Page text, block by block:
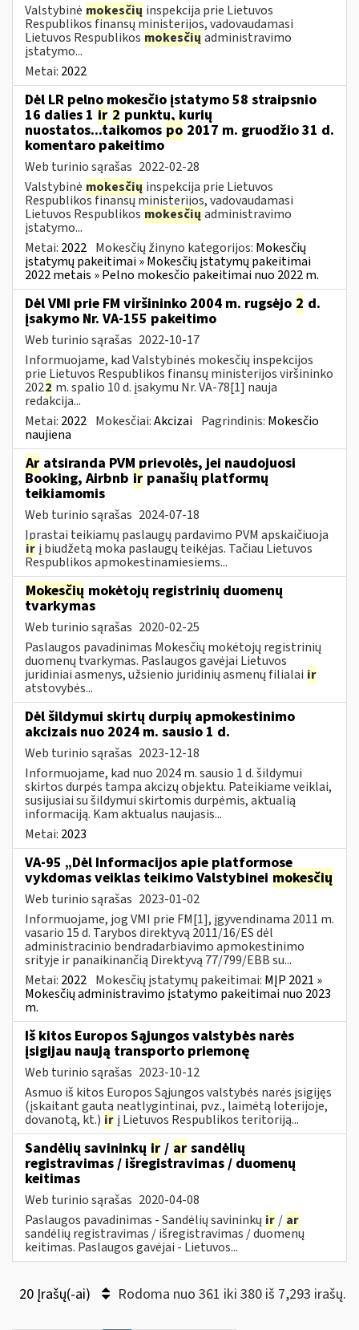
Valstybinė mokesčių inspekcija prie Lietuvos
Respublikos finansų ministerijos, vadovaudamasi
Lietuvos Respublikos mokesčių administravimo
įstatymo...
Metai: 2022
Dėl LR pelno mokesčio įstatymo 58 straipsnio
16 dalies 1 ir 2 punktų, kurių
nuostatos...taikomos po 2017 m. gruodžio 31 d.
komentaro pakeitimo
Web turinio sąrašas 2022-02-28
Valstybinė mokesčių inspekcija prie Lietuvos
Respublikos finansų ministerijos, vadovaudamasi
Lietuvos Respublikos mokesčių administravimo
įstatymo...
Metai: 2022 Mokesčių žinyno kategorijos: Mokesčių
įstatymų pakeitimai » Mokesčių įstatymų pakeitimai
2022 metais » Pelno mokesčio pakeitimai nuo 2022 m.
Dėl VMI prie FM viršininko 2004 m. rugsėjo 2 d.
įsakymo Nr. VA-155 pakeitimo
Web turinio sąrašas 2022-10-17
Informuojame, kad Valstybinės mokesčių inspekcijos
prie Lietuvos Respublikos finansų ministerijos viršininko
2022 m. spalio 10 d. įsakymu Nr. VA-78[1] nauja
redakcija...
Metai: 2022 Mokesčiai:Akcizai Pagrindinis: Mokesčio
naujiena
Ar atsiranda PVM prievolės, jei naudojuosi
Booking, Airbnb ir panašių platformų
teikiamomis
Web turinio sąrašas 2024-07-18
Įprastai teikiamų paslaugų pardavimo PVM apskaičiuoja
ir į biudžetą moka paslaugų teikėjas. Tačiau Lietuvos
Respublikos apmokestinamiesiems...
Mokesčių mokėtojų registrinių duomenų
tvarkymas
Web turinio sąrašas 2020-02-25
Paslaugos pavadinimas Mokesčių mokėtojų registrinių
duomenų tvarkymas. Paslaugos gavėjai Lietuvos
juridiniai asmenys, užsienio juridinių asmenų filialai ir
atstovybės...
Dėl šildymui skirtų durpių apmokestinimo
akcizais nuo 2024 m. sausio 1 d.
Web turinio sąrašas 2023-12-18
Informuojame, kad nuo 2024 m. sausio 1 d. šildymui
skirtos durpės tampa akcizų objektu. Pateikiame veiklai,
susijusiai su šildymui skirtomis durpėmis, aktualią
informaciją. Kam aktualus naujasis...
Metai: 2023
VA-95 „Dėl Informacijos apie platformose
vykdomas veiklas teikimo Valstybinei mokesčių
Web turinio sąrašas 2023-01-02
Informuojame, jog VMI prie FM[1], įgyvendinama 2011 m.
vasario 15 d. Tarybos direktyvą 2011/16/ES dėl
administracinio bendradarbiavimo apmokestinimo
srityje ir panaikinančią Direktyvą 77/799/EBB su...
Metai: 2022 Mokesčių įstatymų pakeitimai: MĮP 2021 »
Mokesčių administravimo įstatymo pakeitimai nuo 2023
m.
Iš kitos Europos Sąjungos valstybės narės
įsigijau naują transporto priemonę
Web turinio sąrašas 2023-10-12
Asmuo iš kitos Europos Sąjungos valstybės narės įsigijęs
(įskaitant gautą neatlygintinai, pvz., laimėtą loterijoje,
dovanotą, kt.) ir į Lietuvos Respublikos teritoriją...
Sandėlių savininkų ir / ar sandėlių
registravimas / išregistravimas / duomenų
keitimas
Web turinio sąrašas 2020-04-08
Paslaugos pavadinimas - Sandėlių savininkų ir / ar
sandėlių registravimas / išregistravimas / duomenų
keitimas. Paslaugos gavėjai - Lietuvos...
20 Įrašų(-ai) Rodoma nuo 361 iki 380 iš 7,293 irašų.